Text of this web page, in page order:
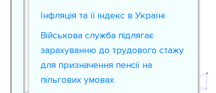
Інфляція та її індекс в Україні
Військова служба підлягає
зарахуванню до трудового стажу
для призначення пенсії на
пільгових умовах